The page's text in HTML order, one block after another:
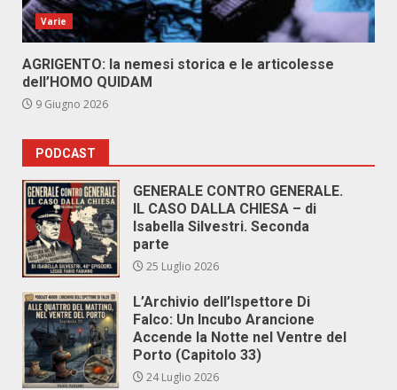
Varie
AGRIGENTO: la nemesi storica e le articolesse
dell’HOMO QUIDAM
9 Giugno 2026
PODCAST
GENERALE CONTRO GENERALE.
IL CASO DALLA CHIESA – di
Isabella Silvestri. Seconda
parte
25 Luglio 2026
L’Archivio dell’Ispettore Di
Falco: Un Incubo Arancione
Accende la Notte nel Ventre del
Porto (Capitolo 33)
24 Luglio 2026